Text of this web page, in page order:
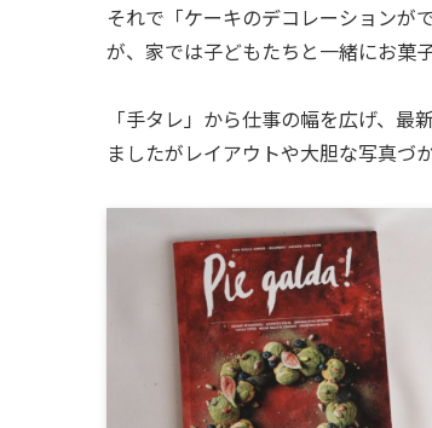
それで「ケーキのデコレーションが
が、家では子どもたちと一緒にお菓
「手タレ」から仕事の幅を広げ、
ましたがレイアウトや大胆な写真づ